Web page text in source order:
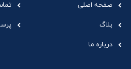
صفحه اصلی
بلاگ
درباره ما